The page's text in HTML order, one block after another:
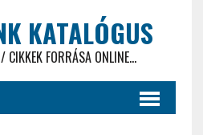
KATALÓGUS
CIKKEK FORRÁSA ONLINE...